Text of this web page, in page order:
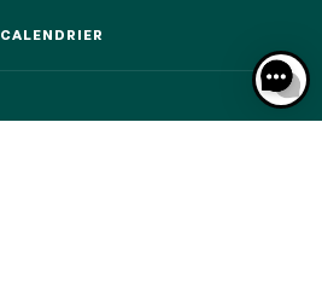
CALENDRIER